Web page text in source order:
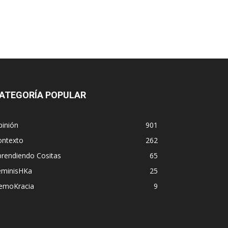
POPULAR
901
262
Cositas
65
25
9